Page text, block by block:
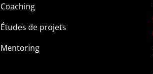
Coaching
Études de projets
Mentoring